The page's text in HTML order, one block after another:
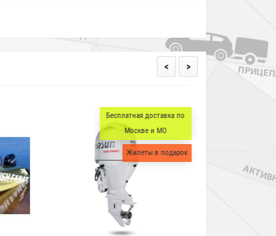
в подарок
Бесплатная доставка по
Москве и МО
Жилеты в подарок
< >